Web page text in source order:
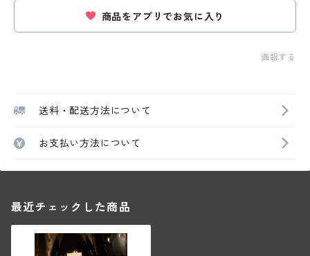
商品をアプリでお気に入り
通報する
送料・配送方法について
お支払い方法について
最近チェックした商品